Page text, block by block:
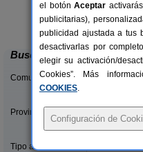
Lo Trabucador
Poble Nou del
Buscar
Comunidades:
Provincias/Islas:
Tipo alquiler:
el botónAceptar
publicitarias),
publicidad ajustada a tus
desactivarlas por
elegir su activación/
Cookies”. Más
COOKIES.